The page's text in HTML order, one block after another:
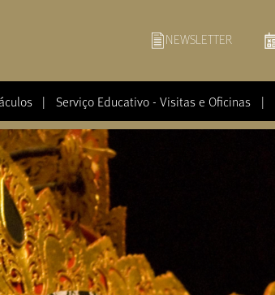
NEWSLETTER
Serviço Educativo - Visitas e Oficinas